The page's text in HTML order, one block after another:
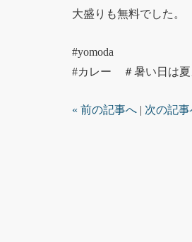
大盛りも無料でした。
#yomoda
#カレー ＃暑い日は夏
« 前の記事へ | 次の記事